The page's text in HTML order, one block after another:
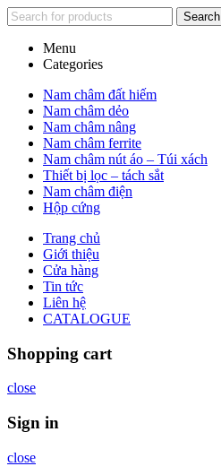
Search
Menu
Categories
Nam châm đất hiếm
Nam châm dẻo
Nam châm nâng
Nam châm ferrite
Nam châm nút áo – Túi xách
Thiết bị lọc – tách sắt
Nam châm điện
Hộp cứng
Trang chủ
Giới thiệu
Cửa hàng
Tin tức
Liên hệ
CATALOGUE
Shopping cart
close
Sign in
close